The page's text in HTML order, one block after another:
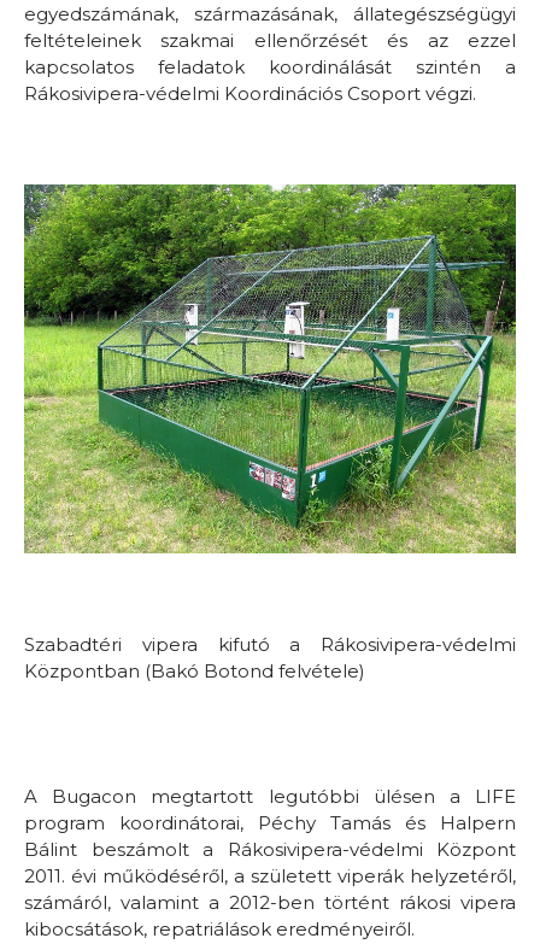
egyedszámának, származásának, állategészségügyi
feltételeinek szakmai ellenőrzését és az ezzel
kapcsolatos feladatok koordinálását szintén a
Rákosivipera-védelmi Koordinációs Csoport végzi.
Szabadtéri vipera kifutó a Rákosivipera-védelmi
Központban (Bakó Botond felvétele)
A Bugacon megtartott legutóbbi ülésen a LIFE
program koordinátorai, Péchy Tamás és Halpern
Bálint beszámolt a Rákosivipera-védelmi Központ
2011. évi működéséről, a született viperák helyzetéről,
számáról, valamint a 2012-ben történt rákosi vipera
kibocsátások, repatriálások eredményeiről.